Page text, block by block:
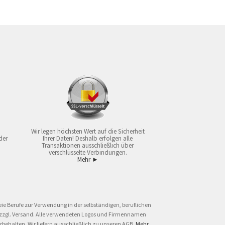
Wir legen höchsten Wert auf die Sicherheit
Ihrer Daten! Deshalb erfolgen alle
Transaktionen ausschließlich über
verschlüsselte Verbindungen.
Mehr ►
Berufe zur Verwendung in der selbständigen, beruflichen
Versand. Alle verwendeten Logos und Firmennamen